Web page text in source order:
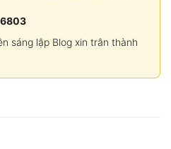
sáng lập Blog xin trân thành